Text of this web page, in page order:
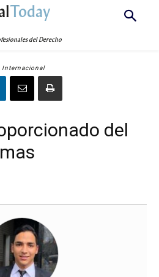
Today
del Derecho
Internacional
del